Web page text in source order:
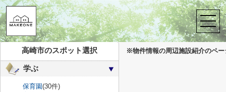
株式会社メイクワン > 周辺施設案内 > 高崎市 > 高崎市のその他
高崎市のその他
※物件情報の周辺施設紹介のペ
高崎市のスポット選択
学ぶ
保育園(30件)